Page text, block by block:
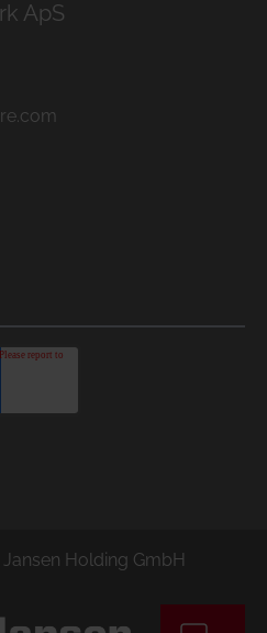
ApS
Holding GmbH